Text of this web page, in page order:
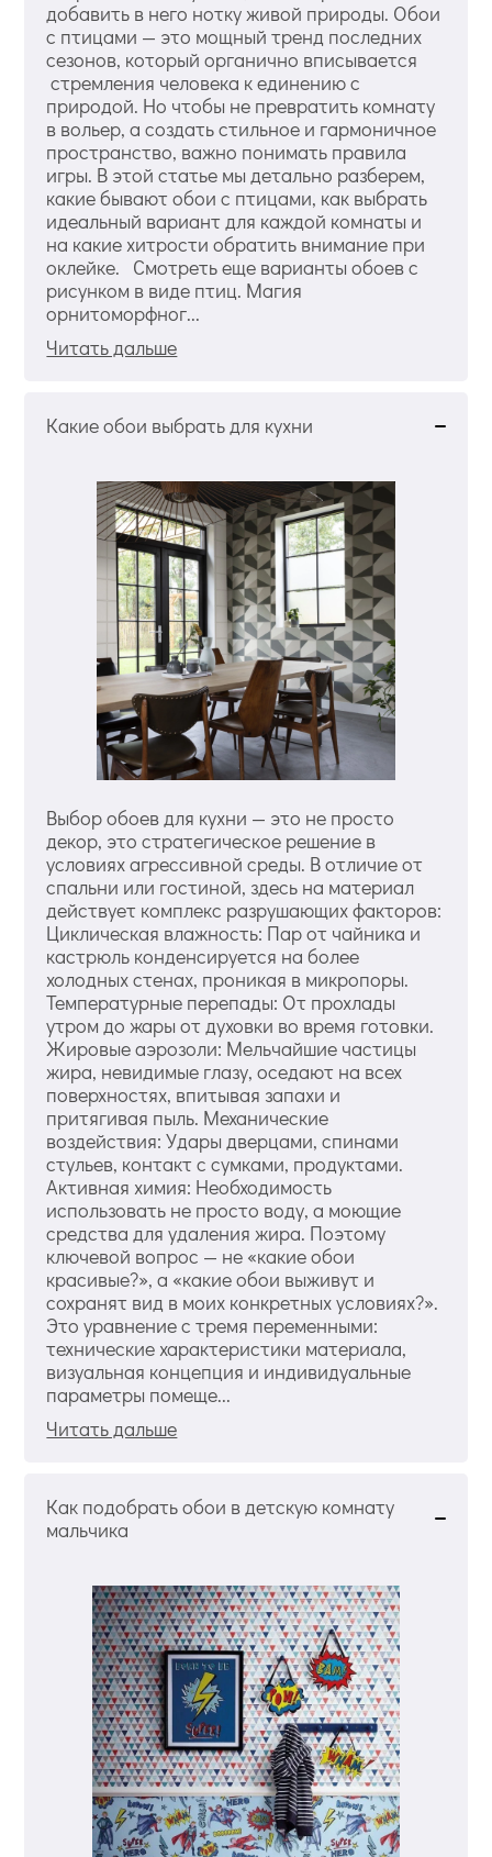
добавить в него нотку живой природы. Обои
с птицами — это мощный тренд последних
сезонов, который органично вписывается
стремления человека к единению с
природой. Но чтобы не превратить комнату
в вольер, а создать стильное и гармоничное
пространство, важно понимать правила
игры. В этой статье мы детально разберем,
какие бывают обои с птицами, как выбрать
идеальный вариант для каждой комнаты и
на какие хитрости обратить внимание при
оклейке. Смотреть еще варианты обоев с
рисунком в виде птиц. Магия
орнитоморфног...
Читать дальше
Какие обои выбрать для кухни
Выбор обоев для кухни — это не просто
декор, это стратегическое решение в
условиях агрессивной среды. В отличие от
спальни или гостиной, здесь на материал
действует комплекс разрушающих факторов:
Циклическая влажность: Пар от чайника и
кастрюль конденсируется на более
холодных стенах, проникая в микропоры.
Температурные перепады: От прохлады
утром до жары от духовки во время готовки.
Жировые аэрозоли: Мельчайшие частицы
жира, невидимые глазу, оседают на всех
поверхностях, впитывая запахи и
притягивая пыль. Механические
воздействия: Удары дверцами, спинами
стульев, контакт с сумками, продуктами.
Активная химия: Необходимость
использовать не просто воду, а моющие
средства для удаления жира. Поэтому
ключевой вопрос — не «какие обои
красивые?», а «какие обои выживут и
сохранят вид в моих конкретных условиях?».
Это уравнение с тремя переменными:
технические характеристики материала,
визуальная концепция и индивидуальные
параметры помеще...
Читать дальше
Как подобрать обои в детскую комнату
мальчика